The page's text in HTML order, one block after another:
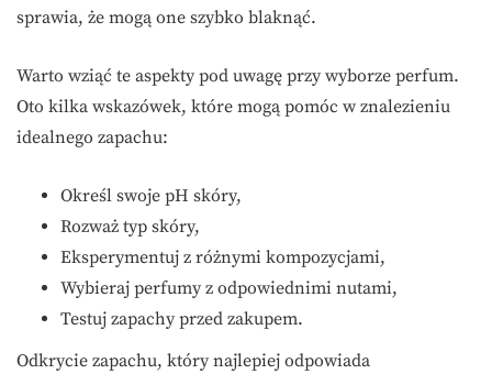
sprawia, że mogą one szybko blaknąć.
Warto wziąć te aspekty pod uwagę przy wyborze perfum.
Oto kilka wskazówek, które mogą pomóc w znalezieniu
idealnego zapachu:
Określ swoje pH skóry,
Rozważ typ skóry,
Eksperymentuj z różnymi kompozycjami,
Wybieraj perfumy z odpowiednimi nutami,
Testuj zapachy przed zakupem.
Odkrycie zapachu, który najlepiej odpowiada